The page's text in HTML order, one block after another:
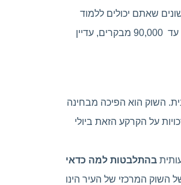
שאתם יכולים ללמוד
מהם הוא למה כדאי להשקיע ולמה דווקא בסלוניקי. מדובר בכנס שלם של עולם העסקים. למרות שהשנה מספר האנשים שהגיעו אל סלוניקי היה עד 90,000 מבקרים, עדיין
השוק הוא הפיכה מבחינה
אבל נסגר ונשאר סגור החל מ-2019. החברה שרכשה את הזכויות על הקרקע הזאת ביולי
בהתלבטות למה כדאי
השוק המרכזי של העיר הינו